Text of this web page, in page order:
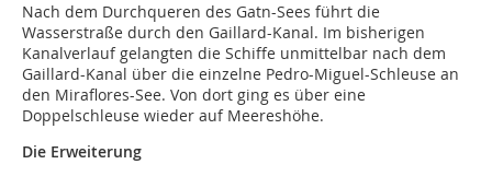
Nach dem Durchqueren des Gatn-Sees führt die
Wasserstraße durch den Gaillard-Kanal. Im bisherigen
Kanalverlauf gelangten die Schiffe unmittelbar nach dem
Gaillard-Kanal über die einzelne Pedro-Miguel-Schleuse an
den Miraflores-See. Von dort ging es über eine
Doppelschleuse wieder auf Meereshöhe.
Die Erweiterung